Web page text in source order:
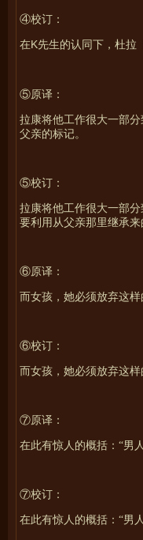
④校订：
在K先生的认同下，杜拉
⑤原译：
拉康将他工作很大一部
父亲的标记。
⑤校订：
拉康将他工作很大一部分
要利用从父亲那里继承来
⑥原译：
而女孩，她必须放弃这
⑥校订：
而女孩，她必须放弃这
⑦原译：
在此有惊人的概括：“男
⑦校订：
在此有惊人的概括：“男